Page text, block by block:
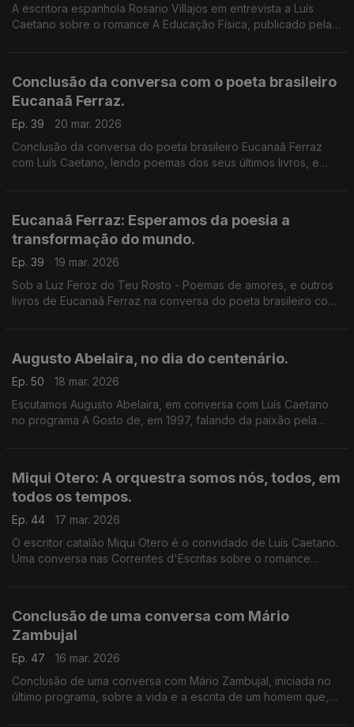
A escritora espanhola Rosario Villajos em entrevista a Luís
Caetano sobre o romance A Educação Física, publicado pela
Conclusão da conversa com o poeta brasileiro
Eucanaã Ferraz.
Ep. 39
20 mar. 2026
Conclusão da conversa do poeta brasileiro Eucanaã Ferraz
com Luís Caetano, lendo poemas dos seus últimos livros, e
Eucanaã Ferraz: Esperamos da poesia a
transformação do mundo.
Ep. 39
19 mar. 2026
Sob a Luz Feroz do Teu Rosto - Poemas de amores, e outros
livros de Eucanaã Ferraz na conversa do poeta brasileiro com
Augusto Abelaira, no dia do centenário.
Ep. 50
18 mar. 2026
Escutamos Augusto Abelaira, em conversa com Luís Caetano
no programa A Gosto de, em 1997, falando da paixão pela
Miqui Otero: A orquestra somos nós, todos, em
todos os tempos.
Ep. 44
17 mar. 2026
O escritor catalão Miqui Otero é o convidado de Luís Caetano.
Uma conversa nas Correntes d'Escritas sobre o romance
Conclusão de uma conversa com Mário
Zambujal
Ep. 47
16 mar. 2026
Conclusão de uma conversa com Mário Zambujal, iniciada no
último programa, sobre a vida e a escrita de um homem que,